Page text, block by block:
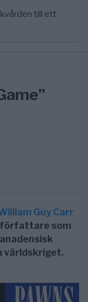
till ett
– Misstankar
Guy Carr
författare som
världskriget.